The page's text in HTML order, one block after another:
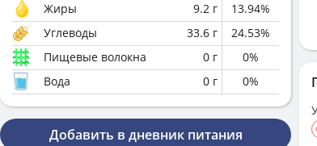
Жиры
9.2 г 13.94%
Углеводы
33.6 г 24.53%
Пищевые волокна
0 г 0%
Вода
0 г 0%
Добавить в дневник питания